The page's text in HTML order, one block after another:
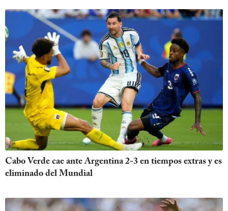
Cabo Verde cae ante Argentina 2-3 en tiempos extras y es
eliminado del Mundial